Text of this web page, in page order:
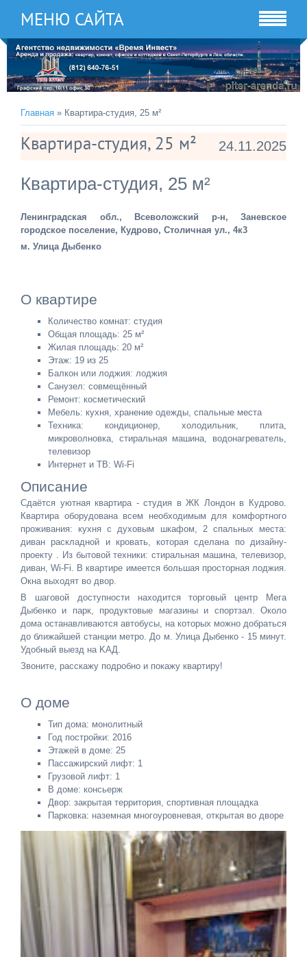
МЕНЮ САЙТА
Главная » Квартира-студия, 25 м²
24.11.2025
Квартира-студия, 25 м²
Квартира-студия, 25 м²
Ленинградская обл., Всеволожский р-н, Заневское
городское поселение, Кудрово, Столичная ул., 4к3
м. Улица Дыбенко
О квартире
Количество комнат: студия
Общая площадь: 25 м²
Жилая площадь: 20 м²
Этаж: 19 из 25
Балкон или лоджия: лоджия
Санузел: совмещённый
Ремонт: косметический
Мебель: кухня, хранение одежды, спальные места
Техника: кондиционер, холодильник, плита,
микроволновка, стиральная машина, водонагреватель,
телевизор
Интернет и ТВ: Wi-Fi
Описание
Сдаётся уютная квартира - студия в ЖК Лондон в Кудрово.
Квартира оборудована всем необходимым для комфортного
проживания: кухня с духовым шкафом, 2 спальных места:
диван раскладной и кровать, которая сделана по дизайну-
проекту . Из бытовой техники: стиральная машина, телевизор,
диван, Wi-Fi. В квартире имеется большая просторная лоджия.
Окна выходят во двор.
В шаговой доступности находится торговый центр Мега
Дыбенко и парк, продуктовые магазины и спортзал. Около
дома останавливаются автобусы, на которых можно добраться
до ближайшей станции метро. До м. Улица Дыбенко - 15 минут.
Удoбный выeзд нa KАД.
Звоните, расскажу подробно и покажу квартиру!
О доме
Тип дома: монолитный
Год постройки: 2016
Этажей в доме: 25
Пассажирский лифт: 1
Грузовой лифт: 1
В доме: консьерж
Двор: закрытая территория, спортивная площадка
Парковка: наземная многоуровневая, открытая во дворе